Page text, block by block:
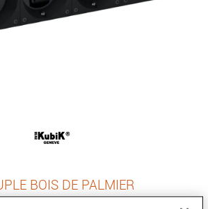
BOIS DE PALMIER
Référence :SK08_BP001